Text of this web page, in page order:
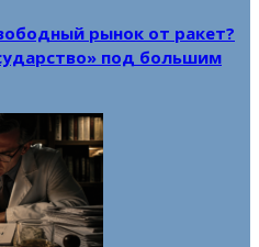
рынок от ракет?
под большим